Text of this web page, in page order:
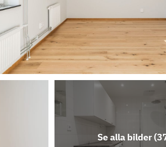
Se alla bilder (